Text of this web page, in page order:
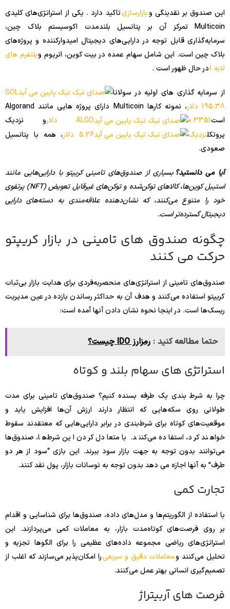
این صندوق بر نقدینگی وبازارسازیتاکید دارد . یکی از استراتژی‌های کلیدی
Multicoin تمرکز آن بر پتانسیل بلندمدت اکوسیستم بلاک چین،
سرمایه‌گذاری قابل توجه در دارایی‌های دیجیتال امیدوارکننده و پروژه‌های
بلاک چین است. این شامل سهام عمده در بیت کوین، اتریوم وپلتفرم های
لایه 1 در حال ظهور است .
از سرمایه گذاری های اولیه در سولانا
SOL
195.38 دلار
، نمونه کارها Multicoin دارای پروژه هایی مانند Algorand
است
ALGO 0.3351 دلار
و نزدیک
پروتکلنزدیک 5.26 دلار
، همه با پتانسیل
صعودی.
آیا می دانستید؟ بسیاری از صندوق‌های تامینی کریپتو با دارایی‌هایی مانند
استیبل کوین‌ها، کالاهای توکن‌شده و توکن‌های غیرقابل تعویض (NFT) پرتفوی
خود را متنوع می‌کنند، که نشان‌دهنده علاقه‌مندی به دسته‌های دارایی
دیجیتال گسترده‌تر است.
چگونه صندوق های تامینی در بازار کریپتو
حرکت می کنند
صندوق‌های تامینی از استراتژی‌های منحصربه‌فردی برای هدایت بازار بی‌ثبات
کریپتو استفاده می‌کنند و هدف آن به حداکثر رساندن بازده در عین مدیریت
ریسک‌ها است. در اینجا نحوه نشان دادن آنها آمده است:
حتما مطالعه کنید : رمزارز IDO چیست؟
استراتژی های سهام بلند و کوتاه
چرا به شرط بندی یک طرفه بسنده کنیم؟ صندوق‌های تامینی برای مدت
طولانی روی سکه‌هایی که انتظار دارند ارزش آن‌ها افزایش یابد و
موقعیت‌های کوتاه برای شرط‌بندی در برابر دارایی‌هایی که معتقدند سقوط
خواهند کرد، استفاده می‌کنند. با متعادل کردن این شرط‌ها، صندوق‌ها
می‌توانند بدون توجه به جهت بازار سود ببرند. این بازی “سود از هر دو
طرف” به آنها اجازه می دهد بدون توجه به نوسانات بازار، پول نقد کنند.
تجارت کمی
با استفاده از الگوریتم‌ها و مدل‌های داده، صندوق‌ها برای شناسایی و اقدام
بر روی فرصت‌های کوتاه‌مدت بازار، به معاملات کمی می‌پردازند. این
استراتژی‌های ریاضی مجموعه داده‌های عظیمی را برای الگوها تجزیه و
تحلیل می‌کنند ومعاملات دقیق و سریعیرا امکان‌پذیر می‌سازند که اغلب از
تصمیم‌گیری انسانی بهتر عمل می‌کنند.
فرصت های آربیتراژ